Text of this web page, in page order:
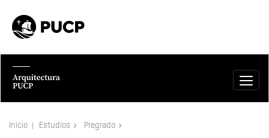
Inicio Estudios Pregrado